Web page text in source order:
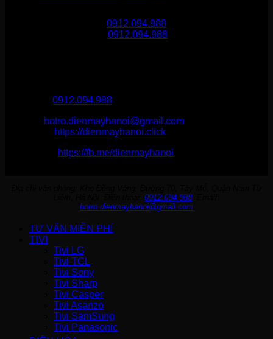
0912.094.988
0912.094.988
0912.094.988
hotro.dienmayhanoi@gmail.com
https://dienmayhanoi.click
https://fb.me/dienmayhanoi
0912.094.988
hotro.dienmayhanoi@gmail.com
TƯ VẤN MIỄN PHÍ
TIVI
Tivi LG
Tivi TCL
Tivi Sony
Tivi Sharp
Tivi Casper
Tivi Asanzo
Tivi SamSung
Tivi Panasonic